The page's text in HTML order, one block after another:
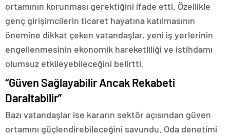
ortamının korunması gerektiğini ifade etti. Özellikle
genç girişimcilerin ticaret hayatına katılmasının
önemine dikkat çeken vatandaşlar, yeni iş yerlerinin
engellenmesinin ekonomik hareketliliği ve istihdamı
olumsuz etkileyebileceğini belirtti.
“Güven Sağlayabilir Ancak Rekabeti
Daraltabilir”
Bazı vatandaşlar ise kararın sektör açısından güven
ortamını güçlendirebileceğini savundu. Oda denetimi